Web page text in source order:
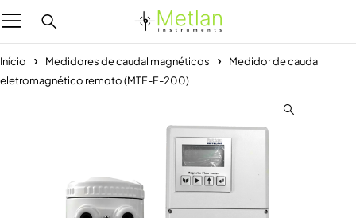
Início Medidores de caudal magnéticos
Medidor de caudal
eletromagnético remoto (MTF-F-200)